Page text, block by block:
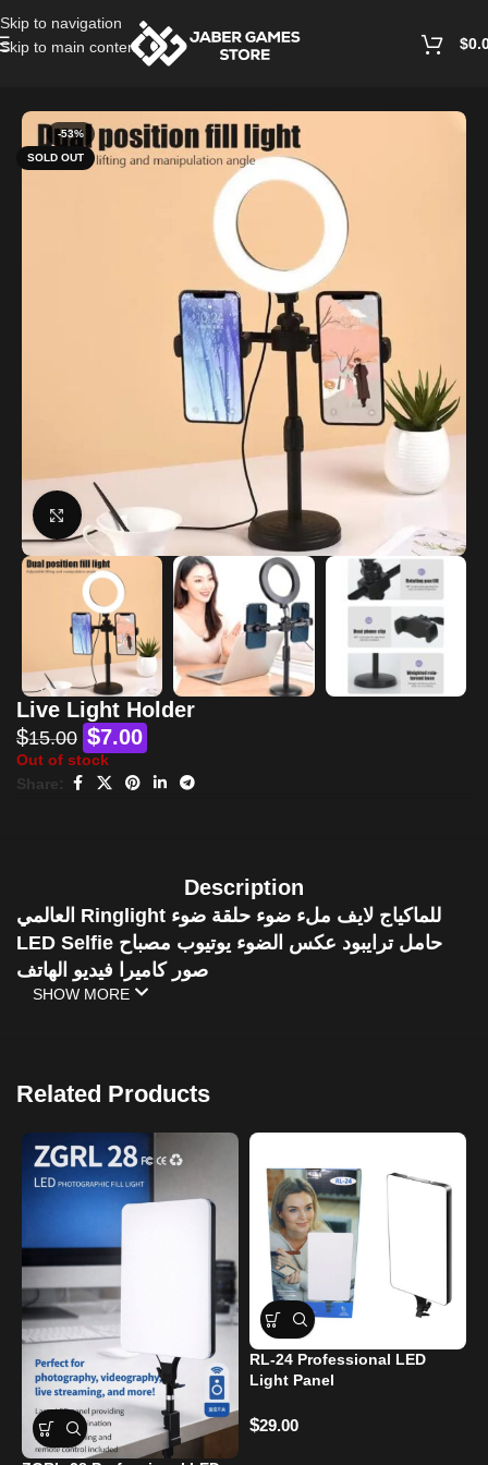
Skip to navigation
Skip to main content
$
-53%
SOLD OUT
Click to enlarge
Live Light Holder
$15.00 $7.00
Out of stock
Share:
Description
العالمي Ringlight للماكياج لايف ملء ضوء حلقة ضوء
LED Selfie حامل ترايبود عكس الضوء يوتيوب مصباح
صور كاميرا فيديو الهاتف
SHOW MORE
Related Products
RL-24 Professional LED
Light Panel
$29.00